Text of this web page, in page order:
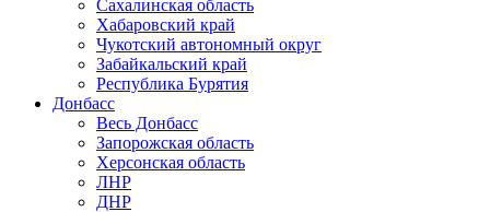
Сахалинская область
Хабаровский край
Чукотский автономный округ
Забайкальский край
Республика Бурятия
Донбасс
Весь Донбасс
Запорожская область
Херсонская область
ЛНР
ДНР